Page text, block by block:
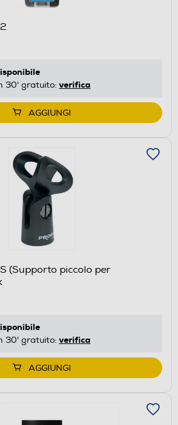
30' gratuito: verifica
AGGIUNGI
(Supporto piccolo per
30' gratuito: verifica
AGGIUNGI